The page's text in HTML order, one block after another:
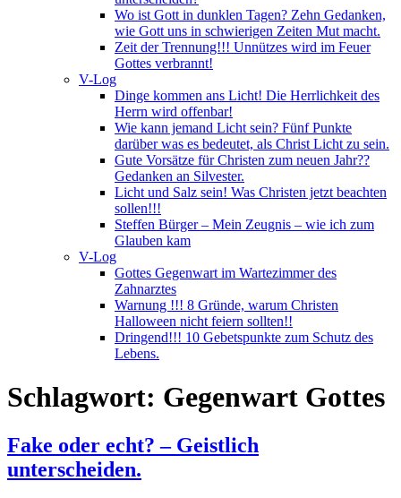
Wo ist Gott in dunklen Tagen? Zehn Gedanken,
wie Gott uns in schwierigen Zeiten Mut macht.
Zeit der Trennung!!! Unnützes wird im Feuer
Gottes verbrannt!
V-Log
Dinge kommen ans Licht! Die Herrlichkeit des
Herrn wird offenbar!
Wie kann jemand Licht sein? Fünf Punkte
darüber was es bedeutet, als Christ Licht zu sein.
Gute Vorsätze für Christen zum neuen Jahr??
Gedanken an Silvester.
Licht und Salz sein! Was Christen jetzt beachten
sollen!!!
Steffen Bürger – Mein Zeugnis – wie ich zum
Glauben kam
V-Log
Gottes Gegenwart im Wartezimmer des
Zahnarztes
Warnung !!! 8 Gründe, warum Christen
Halloween nicht feiern sollten!!
Dringend!!! 10 Gebetspunkte zum Schutz des
Lebens.
Schlagwort: Gegenwart Gottes
Fake oder echt? – Geistlich
unterscheiden.